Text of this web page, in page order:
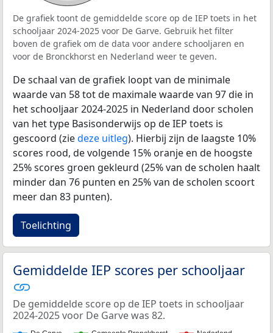
De grafiek toont de gemiddelde score op de IEP toets in het
schooljaar 2024-2025 voor De Garve. Gebruik het filter
boven de grafiek om de data voor andere schooljaren en
voor de Bronckhorst en Nederland weer te geven.
De schaal van de grafiek loopt van de minimale
waarde van 58 tot de maximale waarde van 97 die in
het schooljaar 2024-2025 in Nederland door scholen
van het type Basisonderwijs op de IEP toets is
gescoord (ziedeze uitleg). Hierbij zijn de laagste 10%
scores rood, de volgende 15% oranje en de hoogste
25% scores groen gekleurd (25% van de scholen haalt
minder dan 76 punten en 25% van de scholen scoort
meer dan 83 punten).
Toelichting
Gemiddelde IEP scores per schooljaar
De gemiddelde score op de IEP toets in schooljaar
2024-2025 voor De Garve was 82.